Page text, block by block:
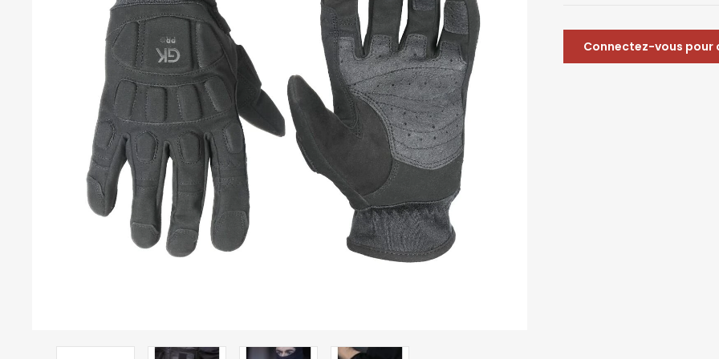
Connectez-vous pour